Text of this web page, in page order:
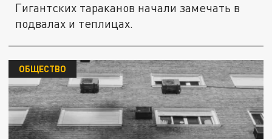
Гигантских тараканов начали замечать в
подвалах и теплицах.
ОБЩЕСТВО